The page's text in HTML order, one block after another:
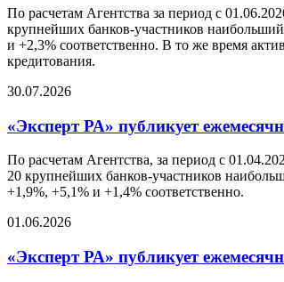
По расчетам Агентства за период с
крупнейших банков-участников
и +2,3% соответственно. В то же время
кредитования.
30.07.2026
«Эксперт РА» публикует
По расчетам Агентства, за период с
20 крупнейших банков-участников
+1,9%, +5,1% и +1,4% соответственно.
01.06.2026
«Эксперт РА» публикует